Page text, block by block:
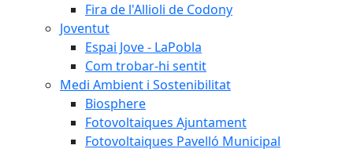
Fira de l'Allioli de Codony
Joventut
Espai Jove - LaPobla
Com trobar-hi sentit
Medi Ambient i Sostenibilitat
Biosphere
Fotovoltaiques Ajuntament
Fotovoltaiques Pavelló Municipal